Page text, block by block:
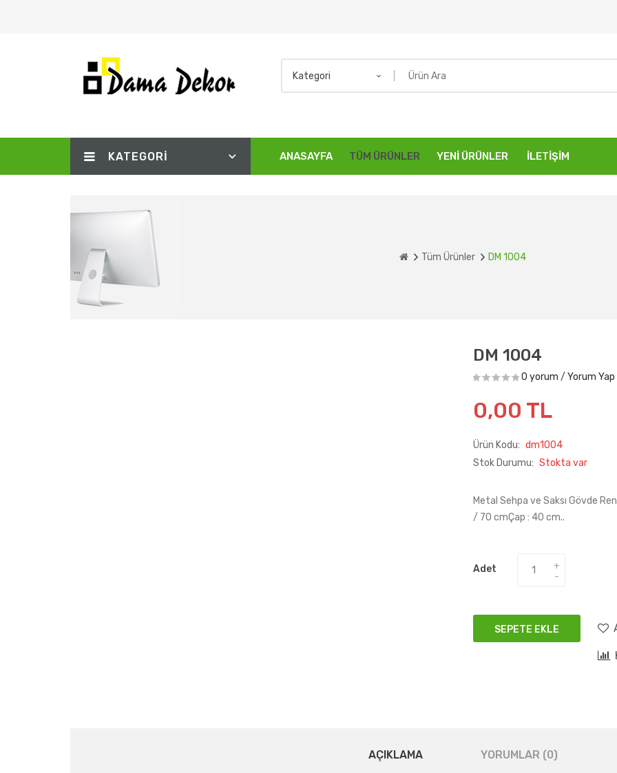
Kategori
KATEGORI ANASAYFA TÜM ÜRÜNLER YENI ÜRÜNLER İLETIŞIM
Tüm Ürünler DM 1004
DM 1004
0 yorum / Yorum Yap
0,00 TL
Ürün Kodu: dm1004
Stok Durumu: Stokta var
Metal Sehpa ve Saksı Gövde
/ 70 cmÇap : 40 cm..
Adet
SEPETE EKLE
AÇIKLAMA YORUMLAR (0)